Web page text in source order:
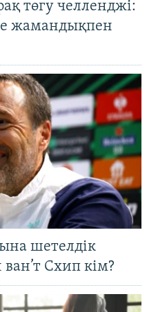
төгу челленджі:
жамандықпен
шетелдік
Схип кім?